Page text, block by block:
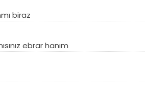
biraz
ebrar hanım